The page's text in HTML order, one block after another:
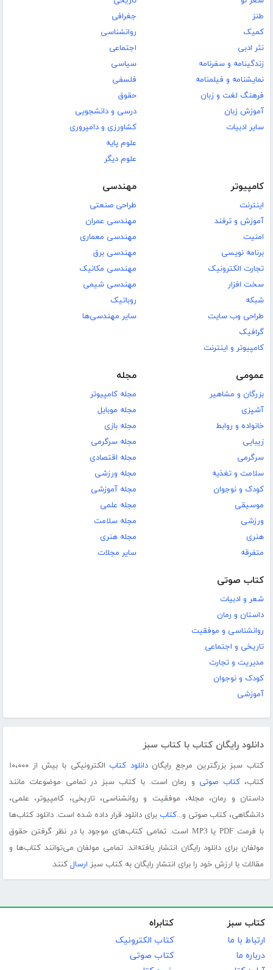
طنز
کمیک
نثر ادبی
زندگینامه و سفرنامه
نمایشنامه و فیلمنامه
فرهنگ لغت و زبان
آموزش زبان
سایر ادبیات
جغرافی
روانشناسی
اجتماعی
سیاسی
فلسفی
حقوق
درسی و دانشجویی
کشاورزی و دامپروری
علوم پایه
علوم دیگر
کامپیوتر
اینترنت
آموزش و ترفند
امنیت
برنامه نویسی
تجارت الکترونیک
سخت افزار
شبکه
طراحی وب سایت
گرافیک
کامپیوتر و اینترنت
مهندسی
طراحی صنعتی
مهندسی عمران
مهندسی معماری
مهندسی برق
مهندسی مکانیک
مهندسی شیمی
روباتیک
سایر مهندسی‌ها
عمومی
بزرگان و مشاهیر
آشپزی
خانواده و روابط
زیبایی
سرگرمی
سلامت و تغذیه
کودک و نوجوان
موسیقی
ورزشی
هنری
متفرقه
مجله
مجله کامپیوتر
مجله موبایل
مجله بازی
مجله سرگرمی
مجله اقتصادی
مجله ورزشی
مجله آموزشی
مجله علمی
مجله سلامت
مجله هنری
سایر مجلات
کتاب صوتی
شعر و ادبیات
داستان و رمان
روانشناسی و موفقیت
تاریخی و اجتماعی
مدیریت و تجارت
کودک و نوجوان
آموزشی
دانلود رایگان کتاب با کتاب سبز
کتاب سبز بزرگترین مرجع رایگاندانلود کتاب
الکترونیکی با بیش از ۱۰،۰۰۰
کتاب،کتاب صوتی و رمان است. با کتاب سبز در تمامی موضوعات مانند
داستان و رمان، مجله، موفقیت و روانشناسی، تاریخی، کامپیوتر، علمی،
دانشگاهی، کتاب صوتی و...کتاب برای دانلود قرار داده شده است. دانلود کتاب‌ها
با فرمت PDF یا MP3 است. تمامی کتاب‌های موجود با در نظر گرفتن حقوق
مولفان برای دانلود رایگان انتشار یافته‌اند. تمامی مولفان می‌توانند کتاب‌ها و
مقالات با ارزش خود را برای انتشار رایگان به کتاب سبز ارسال کنند.
کتاب سبز
ارتباط با ما
درباره ما
کتابراه
کتاب الکترونیک
کتاب صوتی